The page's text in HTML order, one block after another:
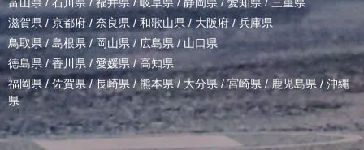
富山県 /石川県/福井県/岐阜県 / 静岡県 / 愛知県 / 三重県
滋賀県 / 京都府 / 奈良県 / 和歌山県/ 大阪府 /兵庫県
鳥取県/ 島根県 /岡山県/ 広島県 / 山口県
徳島県 /香川県 / 愛媛県/高知県
福岡県/佐賀県/長崎県 /熊本県/ 大分県/宮崎県 /鹿児島県 / 沖縄
県